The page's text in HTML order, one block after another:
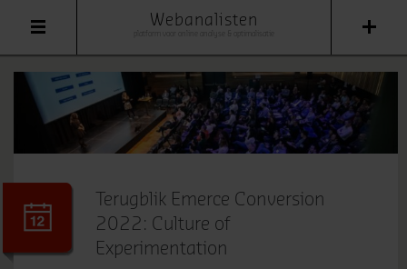
Webanalisten
Terugblik Emerce Conversion
2022: Culture of
Experimentation